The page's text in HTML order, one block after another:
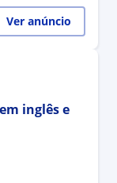
Ver anúncio
inglês e